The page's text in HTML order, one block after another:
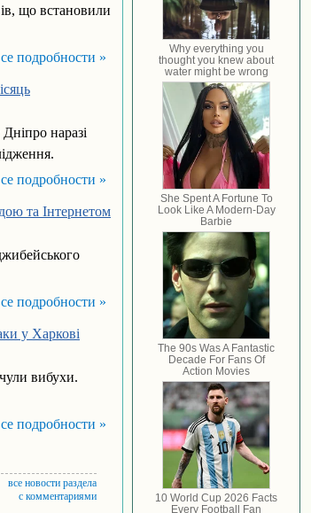
що встановили
подробности »
наразі
подробности »
та Інтернетом
подробности »
у Харкові
вибухи.
подробности »
все новости раздела
с комментариями